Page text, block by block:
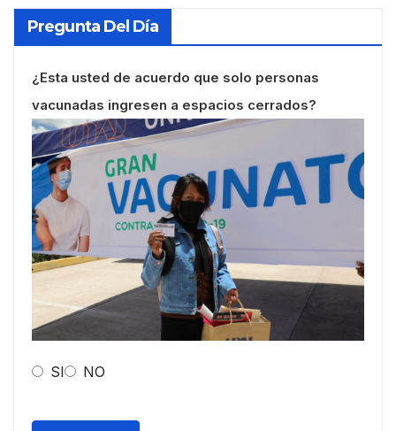
Pregunta Del Día
¿Esta usted de acuerdo que solo personas
vacunadas ingresen a espacios cerrados?
SI NO